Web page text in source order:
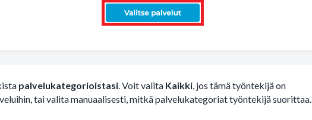
palvelukategorioistasi. Voit valita Kaikki, jos tämä työntekijä on
tai valita manuaalisesti, mitkä palvelukategoriat työntekijä suorittaa.